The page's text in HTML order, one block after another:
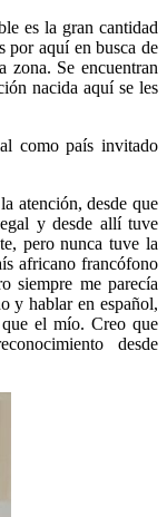
es la gran cantidad
por aquí en busca de
zona. Se encuentran
nacida aquí se les
como país invitado
atención, desde que
y desde allí tuve
pero nunca tuve la
africano francófono
siempre me parecía
y hablar en español,
el mío. Creo que
desde